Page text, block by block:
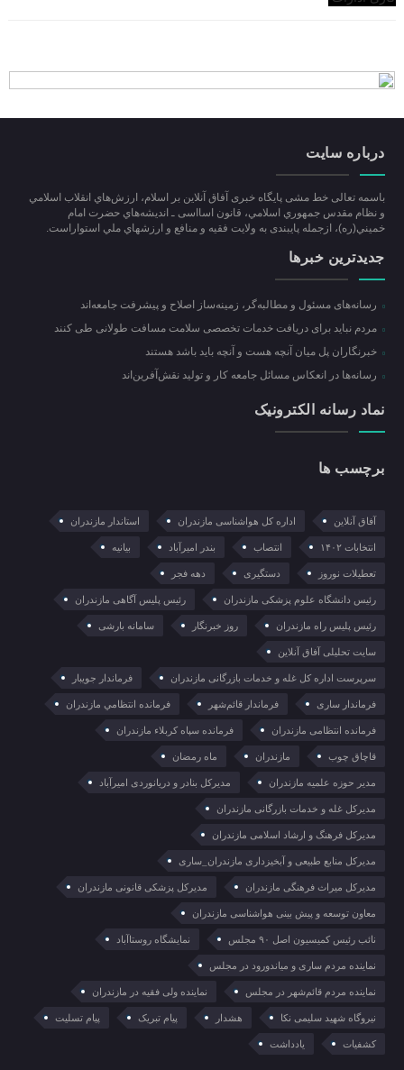
درباره سایت
باسمه تعالی خط مشی پایگاه خبری آفاق آنلاین بر اسلام، ارزش‌هاي انقلاب اسلامي
و نظام مقدس جمهوري اسلامي، قانون اسااسی ـ انديشه‌هاي حضرت امام
خميني(ره)، ازجمله پایبندی به ولايت فقيه و منافع و ارزشهاي ملي استواراست.
جدیدترین خبرها
رسانه‌های مسئول و مطالبه‌گر، زمینه‌ساز اصلاح و پیشرفت جامعه‌اند
مردم نباید برای دریافت خدمات تخصصی سلامت مسافت طولانی طی کنند
خبرنگاران پل میان آنچه هست و آنچه باید باشد هستند
رسانه‌ها در انعکاس مسائل جامعه کار و تولید نقش‌آفرین‌اند
نماد رسانه الکترونیک
برچسب ها
آفاق آنلاین اداره کل هواشناسی مازندران استاندار مازندران
انتخابات ۱۴۰۲ انتصاب بندر امیرآباد بیانیه
تعطیلات نوروز دستگیری دهه فجر
رئیس دانشگاه علوم پزشکی مازندران رئیس پلیس آگاهی مازندران
رئیس پلیس راه مازندران روز خبرنگار سامانه بارشی
سایت تحلیلی آفاق آنلاین
سرپرست اداره کل غله و خدمات بازرگانی مازندران فرماندار جویبار
فرماندار ساری فرماندار قائم‌شهر فرمانده انتظامي مازندران
فرمانده انتظامی مازندران فرمانده سپاه کربلاء مازندران
قاچاق چوب مازندران ماه رمضان
مدیر حوزه علمیه مازندران مدیرکل بنادر و دریانوردی امیرآباد
مدیرکل غله و خدمات بازرگانی مازندران
مدیرکل فرهنگ و ارشاد اسلامی مازندران
مدیرکل منابع طبیعی و آبخیزداری مازندران_ساری
مدیرکل میراث فرهنگی مازندران مدیرکل پزشکی قانونی مازندران
معاون توسعه و پیش بینی هواشناسی مازندران
نائب رئیس کمیسیون اصل ۹۰ مجلس نمایشگاه روستا‌آباد
نماینده مردم ساری و میاندورود در مجلس
نماینده مردم قائم‌شهر در مجلس نماینده ولی فقیه در مازندران
نیروگاه شهید سلیمی نکا هشدار پیام تبریک پیام تسلیت
کشفیات یادداشت